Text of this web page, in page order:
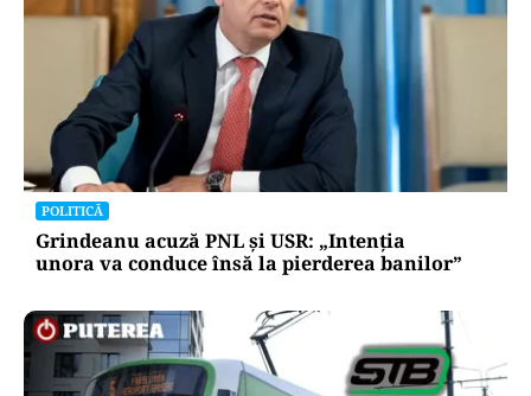
POLITICĂ
Grindeanu acuză PNL și USR: „Intenția
unora va conduce însă la pierderea banilor”